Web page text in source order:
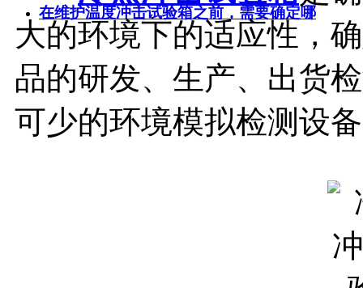
在维护温度冲击试验箱之前，需要确定哪
大的环境下的适应性，
品的研发、生产、出货
可少的环境模拟检测设